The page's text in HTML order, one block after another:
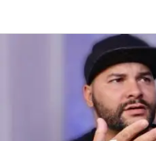
en